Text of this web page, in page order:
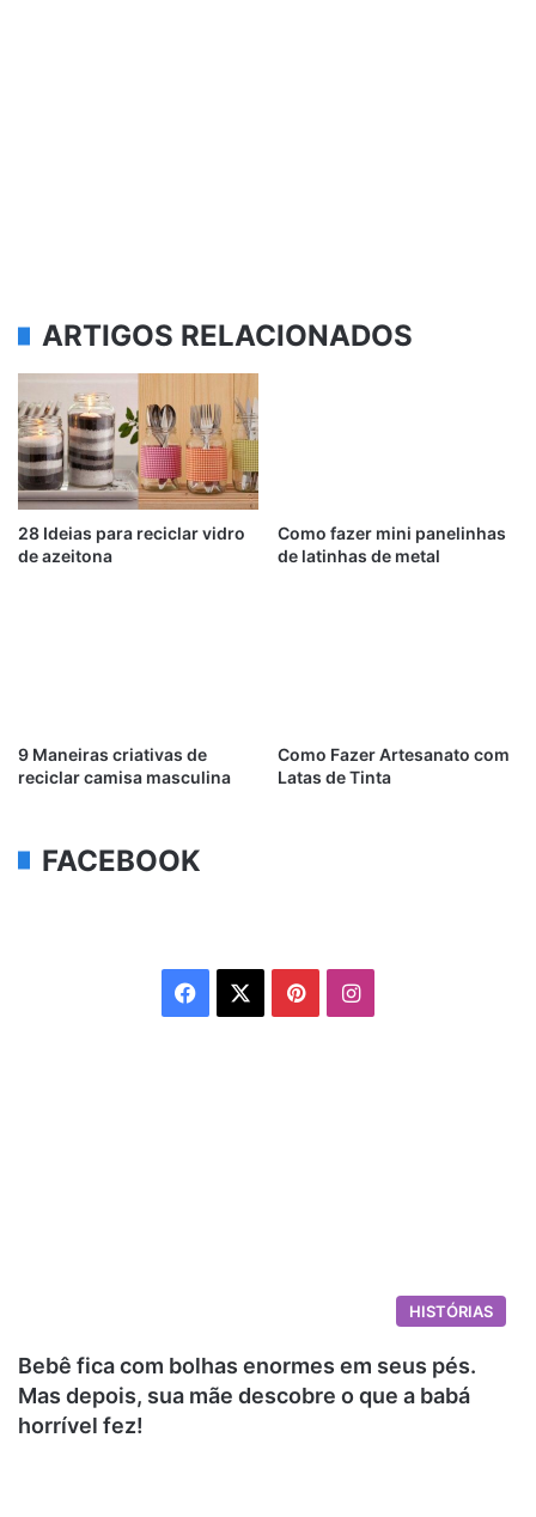
ARTIGOS RELACIONADOS
28 Ideias para reciclar vidro
de azeitona
Como fazer mini panelinhas
de latinhas de metal
9 Maneiras criativas de
reciclar camisa masculina
Como Fazer Artesanato com
Latas de Tinta
FACEBOOK
Facebook PinterestInstagram
HISTÓRIAS
Bebê fica com bolhas enormes em seus pés.
Mas depois, sua mãe descobre o que a babá
horrível fez!